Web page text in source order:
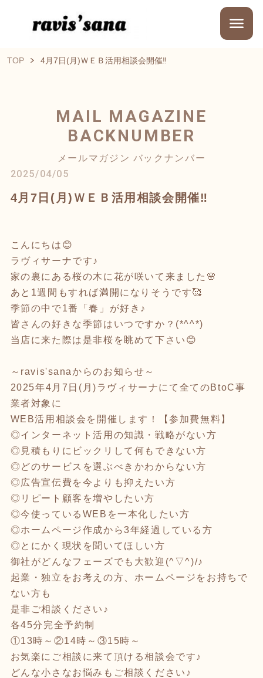
TOP 4月7日(月)ＷＥＢ活用相談会開催‼
MAIL MAGAZINE
BACKNUMBER
メールマガジン バックナンバー
2025/04/05
4月7日(月)ＷＥＢ活用相談会開催‼
こんにちは😊
ラヴィサーナです♪
家の裏にある桜の木に花が咲いて来ました🌸
あと1週間もすれば満開になりそうです🥰
季節の中で1番「春」が好き♪
皆さんの好きな季節はいつですか？(*^^*)
当店に来た際は是非桜を眺めて下さい😊
～ravis'sanaからのお知らせ～
2025年4月7日(月)ラヴィサーナにて全てのBtoC事
業者対象に
WEB活用相談会を開催します！【参加費無料】
◎インターネット活用の知識・戦略がない方
◎見積もりにビックリして何もできない方
◎どのサービスを選ぶべきかわからない方
◎広告宣伝費を今よりも抑えたい方
◎リピート顧客を増やしたい方
◎今使っているWEBを一本化したい方
◎ホームページ作成から3年経過している方
◎とにかく現状を聞いてほしい方
御社がどんなフェーズでも大歓迎(^▽^)/♪
起業・独立をお考えの方、ホームページをお持ちで
ない方も
是非ご相談ください♪
各45分完全予約制
①13時～②14時～③15時～
お気楽にご相談に来て頂ける相談会です♪
どんな小さなお悩みもご相談ください♪